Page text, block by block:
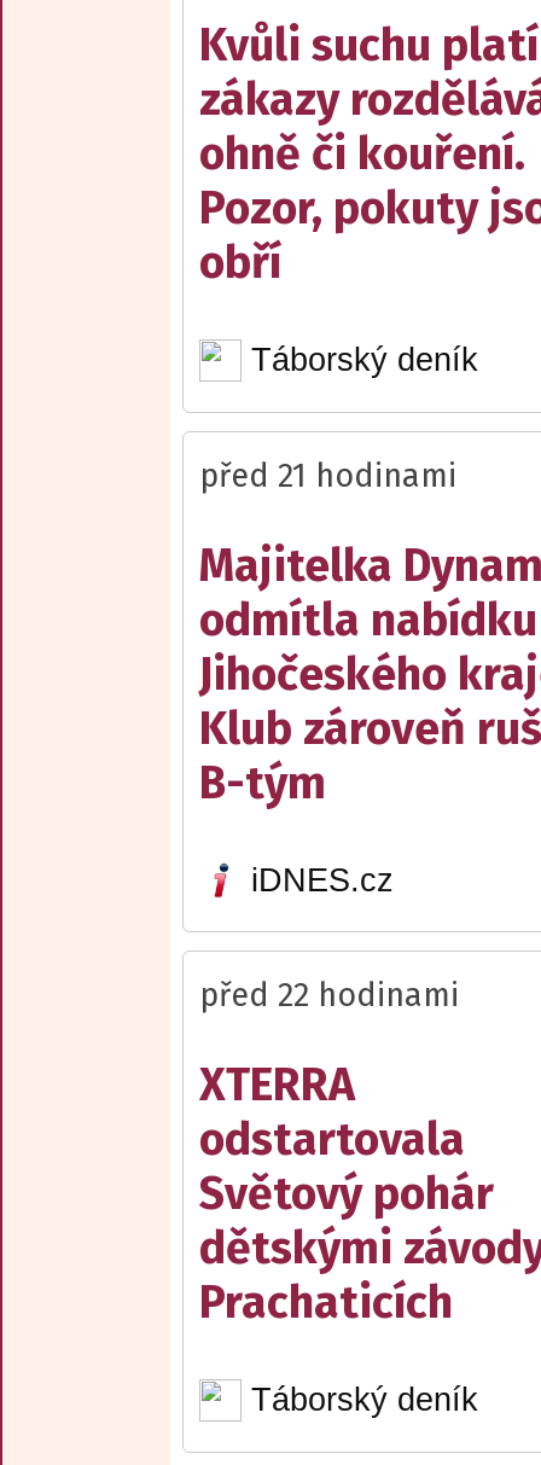
Kvůli suchu
zákazy
ohně či kouření.
Pozor, pokuty
obří
Táborský deník
před 21 hodinami
Majitelka
odmítla nabídku
Jihočeského
Klub zároveň
B-tým
iDNES.cz
před 22 hodinami
XTERRA
odstartovala
Světový pohár
dětskými
Prachaticích
Táborský deník